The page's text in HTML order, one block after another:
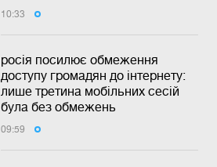
10:33
росія посилює обмеження
доступу громадян до інтернету:
лише третина мобільних сесій
була без обмежень
09:59